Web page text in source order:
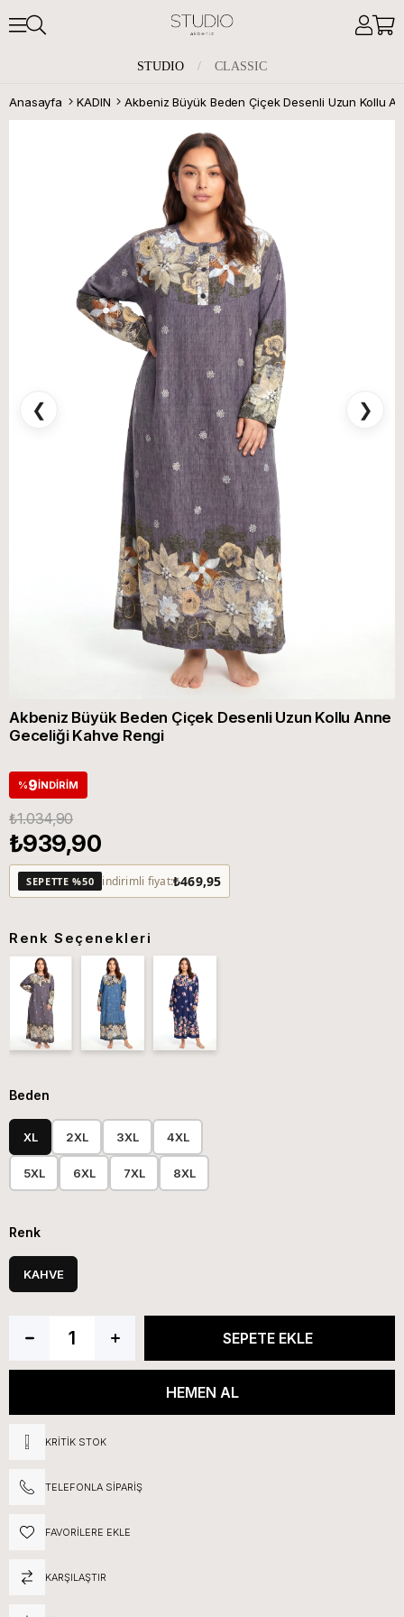
STUDIO / CLASSIC
Anasayfa KADIN
❮ ❯
Akbeniz Büyük Beden Çiçek Desenli Uzun Kollu Anne
Geceliği Kahve Rengi
%9İNDIRIM
₺1.034,90
₺939,90
SEPETTE %50 indirimli fiyat:₺469,95
Renk Seçenekleri
Beden
XL 2XL 3XL 4XL
5XL 6XL 7XL 8XL
Renk
KAHVE
KRITIK STOK
TELEFONLA SIPARIŞ
FAVORILERE EKLE
KARŞILAŞTIR